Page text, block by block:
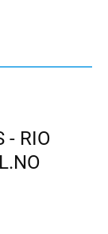
- RIO